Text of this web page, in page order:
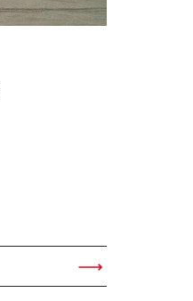
Artikel lesen